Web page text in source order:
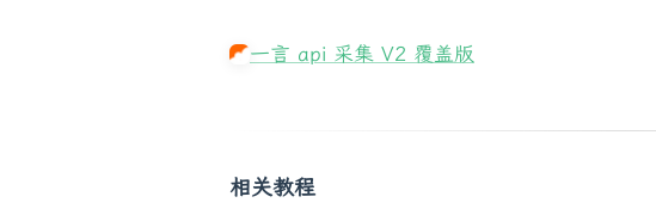
一言 api 采集 V2 覆盖版
相关教程